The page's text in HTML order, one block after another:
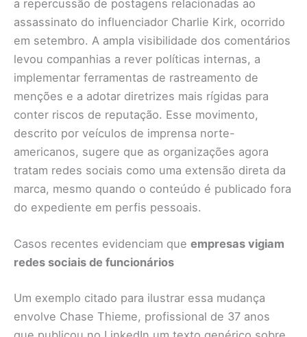
a repercussão de postagens relacionadas ao
assassinato do influenciador Charlie Kirk, ocorrido
em setembro. A ampla visibilidade dos comentários
levou companhias a rever políticas internas, a
implementar ferramentas de rastreamento de
menções e a adotar diretrizes mais rígidas para
conter riscos de reputação. Esse movimento,
descrito por veículos de imprensa norte-
americanos, sugere que as organizações agora
tratam redes sociais como uma extensão direta da
marca, mesmo quando o conteúdo é publicado fora
do expediente em perfis pessoais.
Casos recentes evidenciam que empresas vigiam
redes sociais de funcionários
Um exemplo citado para ilustrar essa mudança
envolve Chase Thieme, profissional de 37 anos